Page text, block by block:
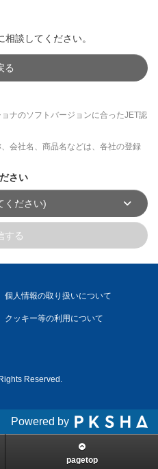
談してください。
る
ナのソフトバージョンに合ったJET認
会社名、商品名などは、各社の登録
さい
ください)
する
個人情報の取り扱いについて
クッキー等の利用について
Reserved.
Powered by
pagetop